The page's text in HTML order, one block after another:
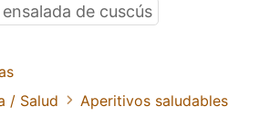
de cuscús
/ Salud
Aperitivos saludables